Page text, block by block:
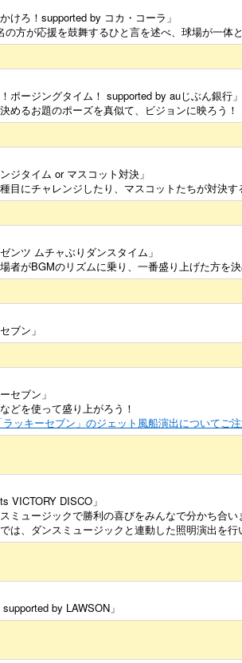
けろ！supported by コカ・コーラ」
の方が応援を鼓舞するひと言を述べ、球場が一体
ポージングタイム！ supported by auじぶん銀行」
めるお題のポーズを真似て、ビジョンに映ろう！
ジタイム or マスコット対決」
目にチャレンジしたり、マスコットたちが対決
ンツ ムチャぶりダンスタイム」
者がBGMのリズムに乗り、一番盛り上げた方を
ブン」
セブン」
どを使って盛り上がろう！
ラッキーセブン」のジェット風船演出についてご
VICTORY DISCO」
ミュージックで勝利の喜びをみんなで分かち合い
は、ダンスミュージックと連動した照明演出を
by LAWSON」